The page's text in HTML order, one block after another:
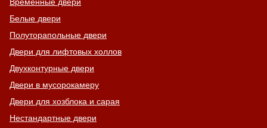
Белые двери
Полуторапольные двери
Двери для лифтовых холлов
Двухконтурные двери
Двери в мусорокамеру
Двери для хозблока и сарая
Нестандартные двери